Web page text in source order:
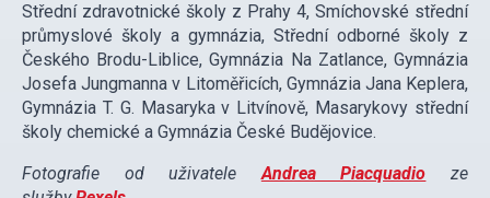
Střední zdravotnické školy z Prahy 4, Smíchovské střední
průmyslové školy a gymnázia, Střední odborné školy z
Českého Brodu-Liblice, Gymnázia Na Zatlance, Gymnázia
Josefa Jungmanna v Litoměřicích, Gymnázia Jana Keplera,
Gymnázia T. G. Masaryka v Litvínově, Masarykovy střední
školy chemické a Gymnázia České Budějovice.
Fotografie od uživateleAndrea Piacquadio ze